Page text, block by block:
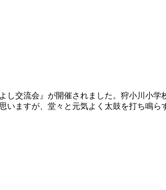
し交流会』が開催されました。狩小川小学
ますが、堂々と元気よく太鼓を打ち鳴ら